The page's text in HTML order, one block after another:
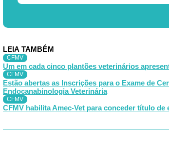
LEIA TAMBÉM
CFMV
Um em cada cinco plantões veterinários
CFMV
Estão abertas as Inscrições para o Exame de
Endocanabinologia Veterinária
CFMV
CFMV habilita Amec-Vet para conceder título